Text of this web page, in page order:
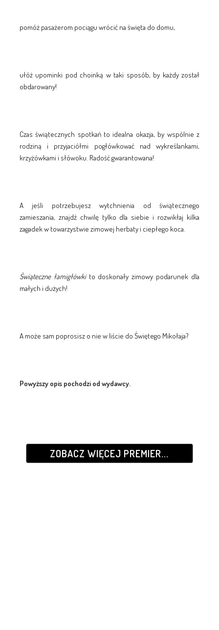
pomóż pasażerom pociągu wrócić na święta do domu,
ułóż upominki pod choinką w taki sposób, by każdy został
obdarowany!
Czas świątecznych spotkań to idealna okazja, by wspólnie z
rodziną i przyjaciółmi pogłówkować nad wykreślankami,
krzyżówkami i słówoku. Radość gwarantowana!
A jeśli potrzebujesz wytchnienia od świątecznego
zamieszania, znajdź chwilę tylko dla siebie i rozwikłaj kilka
zagadek w towarzystwie zimowej herbaty i ciepłego koca.
Świąteczne łamigłówkito doskonały zimowy podarunek dla
małych i dużych!
A może sam poprosisz o nie w liście do Świętego Mikołaja?
Powyższy opis pochodzi od wydawcy.
ZOBACZ WIĘCEJ PREMIER...